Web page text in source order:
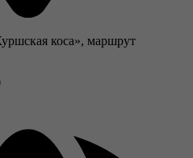
коса», маршрут